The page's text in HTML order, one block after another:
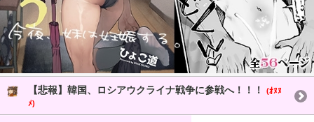
【悲報】韓国、ロシアウクライナ戦争に参戦へ！！！
(ｵﾇﾇ
ﾒ)